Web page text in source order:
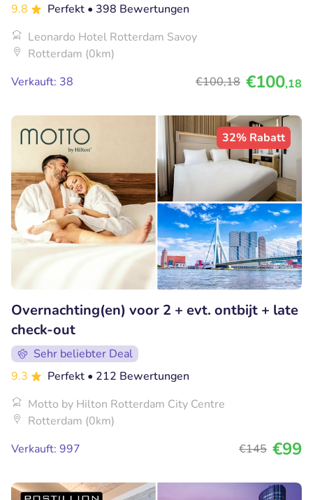
9.8 Perfekt • 398 Bewertungen
Leonardo Hotel Rotterdam Savoy
Rotterdam (0km)
Verkauft: 38
€100,18 €100,18
32% Rabatt
Overnachting(en) voor 2 + evt. ontbijt + late
check-out
Sehr beliebter Deal
9.3
Perfekt • 212 Bewertungen
Motto by Hilton Rotterdam City Centre
Rotterdam (0km)
Verkauft: 997
€145 €99